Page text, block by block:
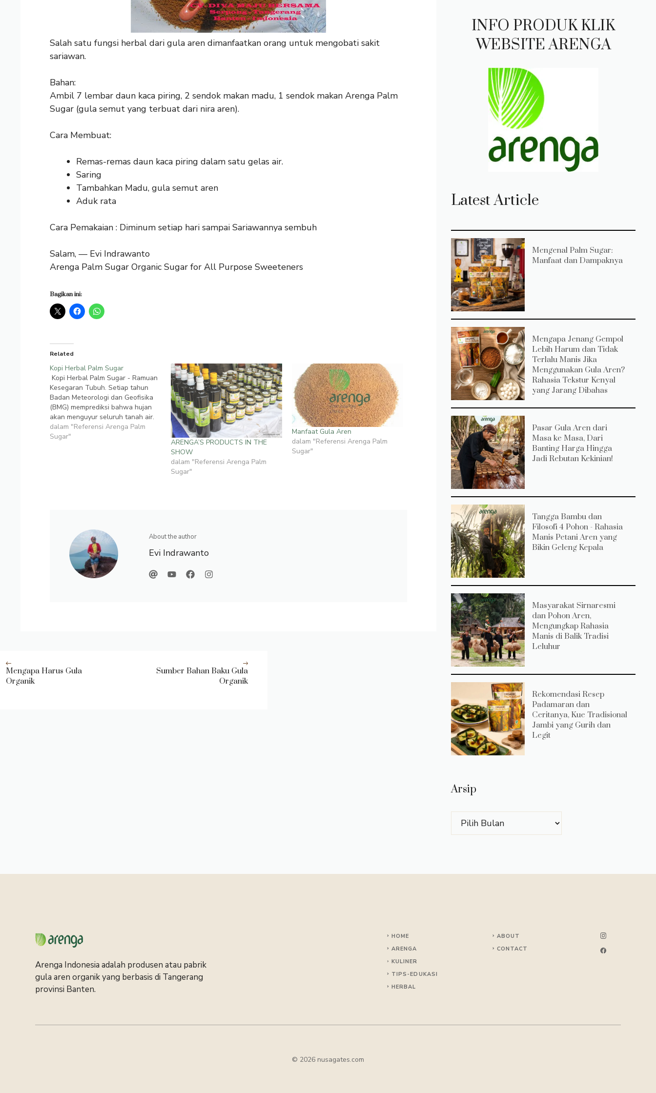
Salah satu fungsi herbal dari gula aren dimanfaatkan orang untuk mengobati sakit
sariawan.
Bahan:
Ambil 7 lembar daun kaca piring, 2 sendok makan madu, 1 sendok makan Arenga Palm
Sugar (gula semut yang terbuat dari nira aren).
Cara Membuat:
Remas-remas daun kaca piring dalam satu gelas air.
Saring
Tambahkan Madu, gula semut aren
Aduk rata
Cara Pemakaian : Diminum setiap hari sampai Sariawannya sembuh
Salam, — Evi Indrawanto
Arenga Palm Sugar Organic Sugar for All Purpose Sweeteners
Bagikan ini:
Related
Kopi Herbal Palm Sugar
Kopi Herbal Palm Sugar - Ramuan
Kesegaran Tubuh. Setiap tahun
Badan Meteorologi dan Geofisika
(BMG) memprediksi bahwa hujan
akan menguyur seluruh tanah air.
Dari Oktober hingga Desember.
Bulan Desember paling parah.
dalam "Referensi Arenga Palm
Sugar"
ARENGA’S PRODUCTS IN THE
SHOW
dalam "Referensi Arenga Palm
Sugar"
Manfaat Gula Aren
dalam "Referensi Arenga Palm
Sugar"
About the author
Evi Indrawanto
Mengapa Harus Gula
Organik
Sumber Bahan Baku Gula
Organik
INFO PRODUK KLIK
WEBSITE ARENGA
Latest Article
Mengenal Palm Sugar:
Manfaat dan Dampaknya
Mengapa Jenang Gempol
Lebih Harum dan Tidak
Terlalu Manis Jika
Menggunakan Gula Aren?
Rahasia Tekstur Kenyal
yang Jarang Dibahas
Pasar Gula Aren dari
Masa ke Masa, Dari
Banting Harga Hingga
Jadi Rebutan Kekinian!
Tangga Bambu dan
Filosofi 4 Pohon - Rahasia
Manis Petani Aren yang
Bikin Geleng Kepala
Masyarakat Sirnaresmi
dan Pohon Aren,
Mengungkap Rahasia
Manis di Balik Tradisi
Leluhur
Rekomendasi Resep
Padamaran dan
Ceritanya, Kue Tradisional
Jambi yang Gurih dan
Legit
Arsip
Arsip
Arenga Indonesia adalah produsen atau pabrik
gula aren organik yang berbasis di Tangerang
provinsi Banten.
HOME
ARENGA
KULINER
TIPS -EDUKASI
HERBAL
ABOUT
CONTACT
© 2026 nusagates.com